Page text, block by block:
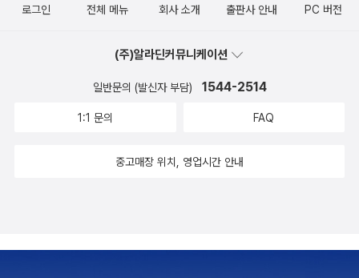
지거나 경련이 일어 웃음을 웃는 것 같은 모습을 보이기도 한다는
는 사실.중독되어도 몸에 안 좋지만, 부족해도 안 좋은 망가니즈.
식물의 광합성에도 잠깐 쓰이는 망가니즈는 몸속의 아미노산, 콜
할을 하며, 철을 강철로 만들 때에도 망가니즈를 사용한답니다.역
즈가 사용되고 있어요.또 어디에 쓰일까요?초콜릿을 조심하길 ~
학 좋아하는 친구들부터 성인까지 한상차린 주기율표 식단에서
다♡#출출할땐주기율표#곽재식#초사흘달#과학도서#주기율표
#초등고학년#화학#중고등추천#북스타그램#도서협찬
례였던 산성비를 해결하는데 바나듐이 기여하면서 과학의 발전
실을 보여준 원소라는 점이 기억에 남는다 . 이외에도 일상에
서 많이 쓰는 스테인레스강와 크로뮴의 관계, 불꽃실험에서 접했
견이 많았다. 원소들이 더 이상 주기율표 속 낯선 이름이 아닌, 우
번 이후의 원소들은 또 어떤 이야기를 품고 있을지, 인공적으
로그인 전체 메뉴 회사 소개 출판사 안내 PC 버전
(주)알라딘커뮤니케이션
일반문의 (발신자 부담) 1544-2514
1:1 문의 FAQ
중고매장 위치, 영업시간 안내